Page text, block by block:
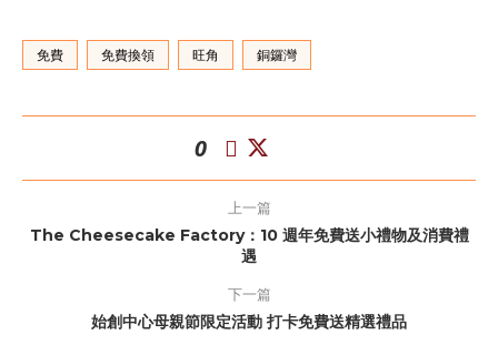
免費 免費換領 旺角 銅鑼灣
0
上一篇
The Cheesecake Factory：10 週年免費送小禮物及消費禮
遇
下一篇
始創中心母親節限定活動 打卡免費送精選禮品